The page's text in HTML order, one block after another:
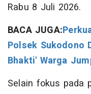
Rabu 8 Juli 2026.
BACA JUGA:
Polsek Sukodono
Bhakti' Warga
Selain fokus pada